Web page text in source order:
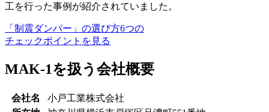
工を行った事例が紹介されていました。
「制震ダンパー」の選び方6つの
チェックポイントを見る
MAK-1を扱う会社概要
会社名
小戸工業株式会社